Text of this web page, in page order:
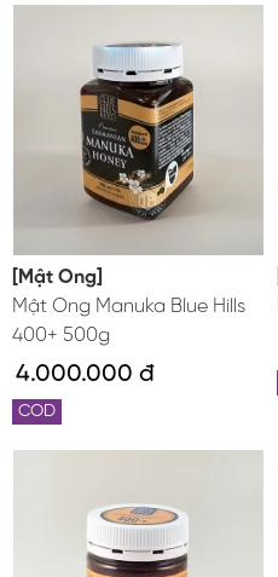
[Mật Ong]
Mật Ong Manuka Blue Hills
400+ 500g
4.000.000 đ
COD